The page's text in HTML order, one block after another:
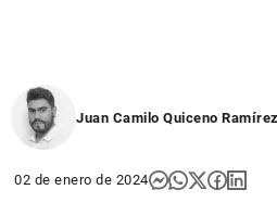
Juan Camilo Quiceno Ramírez
02 de enero de 2024